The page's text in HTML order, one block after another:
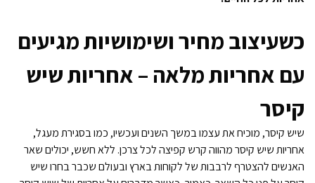
כשעיצוב מחיר ושימושיות מגיעים
עם אחריות מלאה – אחריות שיש
קיסר
שיש קיסר, מוכיח את עצמו במשך השנים ועכשיו, כמו בסגירת מעגל,
אחריות שיש קיסר מהווה קרש קפיצה לכל צרכן. ללא חשש, יכולים שאר
האנשים להצטרף לרבבות של לקוחות בארץ ובעולם שכבר בחרו שיש